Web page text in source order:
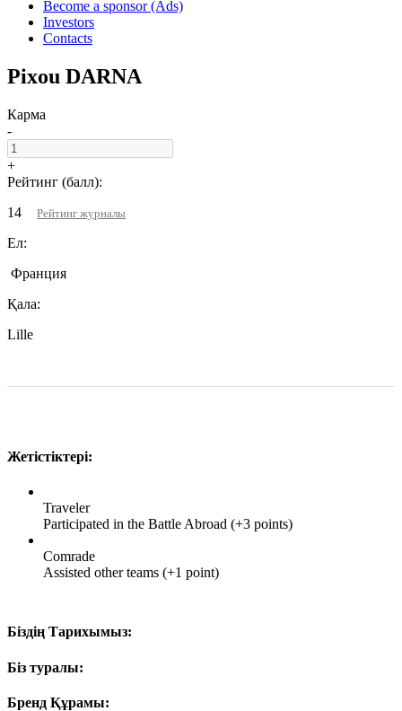
Become a sponsor (Ads)
Investors
Contacts
Pixou DARNA
Карма
-
+
Рейтинг (балл):
14
Рейтинг журналы
Ел:
Франция
Қала:
Lille
Жетістіктері:
Traveler
Participated in the Battle Abroad (+3 points)
Comrade
Assisted other teams (+1 point)
Біздің Тарихымыз:
Біз туралы:
Бренд Құрамы: